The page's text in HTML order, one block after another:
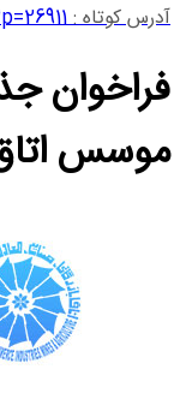
آدرس کوتاه :
فراخوان
موسس اتاق